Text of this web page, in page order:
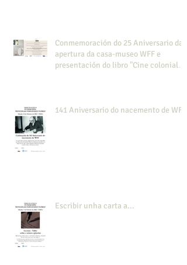
Conmemoración do 25 Aniversario da
apertura da casa-museo WFF e
presentación do libro "Cine colonial
141 Aniversario do nacemento de WFF
Escribir unha carta a...